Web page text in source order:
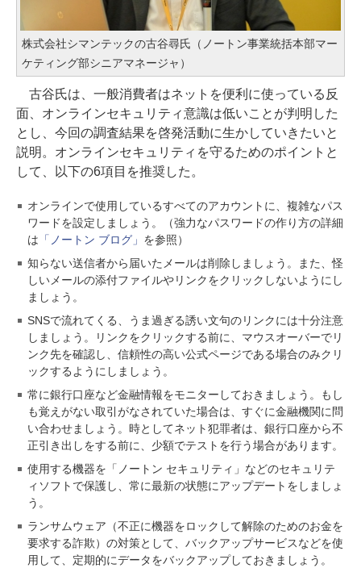
株式会社シマンテックの古谷尋氏（ノートン事業統括本部マー
ケティング部シニアマネージャ）
古谷氏は、一般消費者はネットを便利に使っている反
面、オンラインセキュリティ意識は低いことが判明した
とし、今回の調査結果を啓発活動に生かしていきたいと
説明。オンラインセキュリティを守るためのポイントと
して、以下の6項目を推奨した。
オンラインで使用しているすべてのアカウントに、複雑なパス
ワードを設定しましょう。（強力なパスワードの作り方の詳細
は 「ノートン ブログ」 を参照）
知らない送信者から届いたメールは削除しましょう。また、怪
しいメールの添付ファイルやリンクをクリックしないようにし
ましょう。
SNSで流れてくる、うま過ぎる誘い文句のリンクには十分注意
しましょう。リンクをクリックする前に、マウスオーバーでリ
ンク先を確認し、信頼性の高い公式ページである場合のみクリ
ックするようにしましょう。
常に銀行口座など金融情報をモニターしておきましょう。もし
も覚えがない取引がなされていた場合は、すぐに金融機関に問
い合わせましょう。時としてネット犯罪者は、銀行口座から不
正引き出しをする前に、少額でテストを行う場合があります。
使用する機器を「ノートン セキュリティ」などのセキュリテ
ィソフトで保護し、常に最新の状態にアップデートをしましょ
う。
ランサムウェア（不正に機器をロックして解除のためのお金を
要求する詐欺）の対策として、バックアップサービスなどを使
用して、定期的にデータをバックアップしておきましょう。